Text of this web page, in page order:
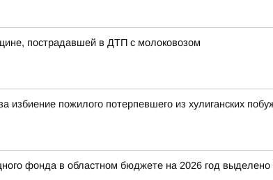
пострадавшей в ДТП с молоковозом
пожилого потерпевшего из хулиганских
фонда в областном бюджете на 2026 год